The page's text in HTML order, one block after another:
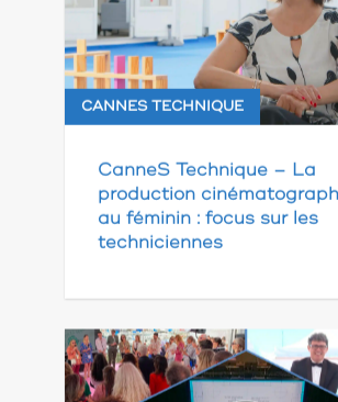
CANNES TECHNIQUE
CanneS Technique – La
production
au féminin : focus sur les
techniciennes